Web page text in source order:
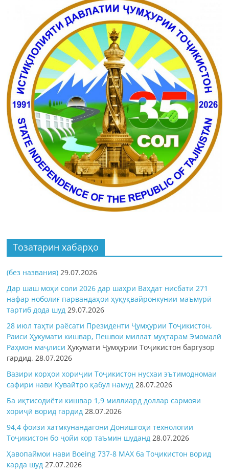
Тозатарин хабарҳо
(без названия) 29.07.2026
Дар шаш моҳи соли 2026 дар шаҳри Ваҳдат нисбати 271
нафар ноболиғ парвандаҳои ҳуқуқвайронкунии маъмурӣ
тартиб дода шуд 29.07.2026
28 июл таҳти раёсати Президенти Ҷумҳурии Тоҷикистон,
Раиси Ҳукумати кишвар, Пешвои миллат муҳтарам Эмомалӣ
Раҳмон маҷлисиҲукумати Ҷумҳурии Тоҷикистон баргузор
гардид. 28.07.2026
Вазири корҳои хориҷии Тоҷикистон нусхаи эътимодномаи
сафири нави Кувайтро қабул намуд 28.07.2026
Ба иқтисодиёти кишвар 1,9 миллиард доллар сармояи
хориҷӣ ворид гардид 28.07.2026
94,4 фоизи хатмкунандагони Донишгоҳи технологии
Тоҷикистон бо ҷойи кор таъмин шуданд 28.07.2026
Ҳавопаймои нави Boeing 737-8 MAX ба Тоҷикистон ворид
карда шуд 27.07.2026